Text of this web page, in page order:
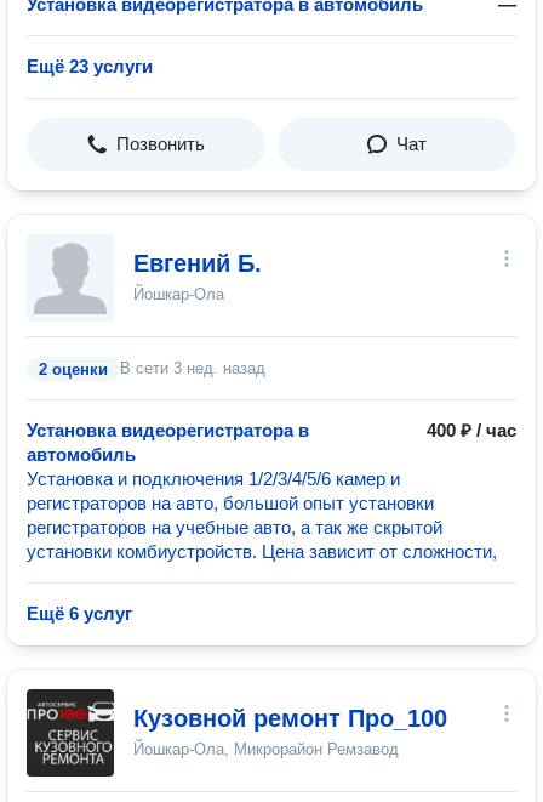
Установка видеорегистратора в автомобиль —
Ещё 23 услуги
Позвонить Чат
Евгений Б.
Йошкар-Ола
2 оценки В сети 3 нед. назад
Установка видеорегистратора в
автомобиль
400 ₽ / час
Установка и подключения 1/2/3/4/5/6 камер и
регистраторов на авто, большой опыт установки
регистраторов на учебные авто, а так же скрытой
установки комбиустройств. Цена зависит от сложности,
Ещё 6 услуг
Кузовной ремонт Про_100
Йошкар-Ола, Микрорайон Ремзавод